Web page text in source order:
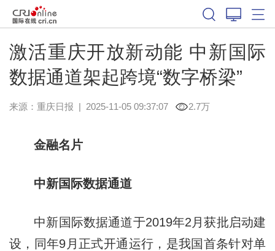
激活重庆开放新动能 中新国际
数据通道架起跨境“数字桥梁”
来源： 重庆日报 | 2025-11-05 09:37:07 2.7万
金融名片
中新国际数据通道
中新国际数据通道于2019年2月获批启动建
设，同年9月正式开通运行，是我国首条针对单